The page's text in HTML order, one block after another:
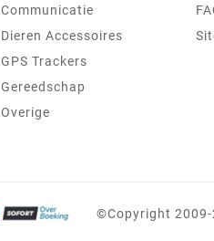
Communicatie
Dieren Accessoires
GPS Trackers
Gereedschap
Overige
©copyright 2009-